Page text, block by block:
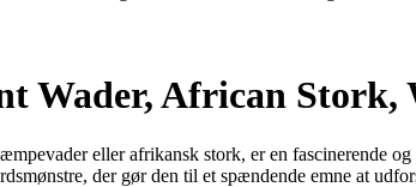
Wader, African Stork,
eller afrikansk stork, er en fascinerende
der gør den til et spændende emne at